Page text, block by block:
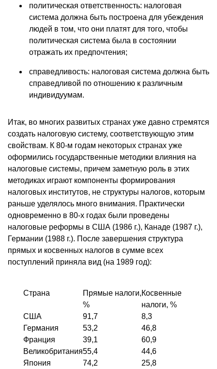
политическая ответственность: налоговая
система должна быть построена для убеждения
людей в том, что они платят для того, чтобы
политическая система была в состоянии
отражать их предпочтения;
справедливость: налоговая система должна быть
справедливой по отношению к различным
индивидуумам.
Итак, во многих развитых странах уже давно стремятся
создать налоговую систему, соответствующую этим
свойствам. К 80-м годам некоторых странах уже
оформились государственные методики влияния на
налоговые системы, причем заметную роль в этих
методиках играют компоненты формирования
налоговых институтов, не структуры налогов, которым
раньше уделялось много внимания. Практически
одновременно в 80-х годах были проведены
налоговые реформы в США (1986 г.), Канаде (1987 г.),
Германии (1988 г.). После завершения структура
прямых и косвенных налогов в сумме всех
поступлений приняла вид (на 1989 год):
Страна
Прямые налоги,
%
Косвенные
налоги, %
CША
91,7
8,3
Германия
53,2
46,8
Франция
39,1
60,9
Великобритания55,4
44,6
Япония
74,2 25,8